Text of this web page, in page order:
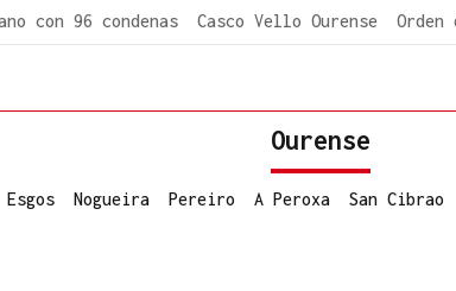
con 96 condenas Casco Vello Ourense
Ourense
Esgos Nogueira Pereiro A Peroxa San Cibrao